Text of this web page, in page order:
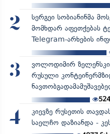
2
სერგეი სობიანინმა
მომხდარ აფეთქებას
Telegram-არხების
3
ვოლოდიმირ
რუსული
4
კიევზე რუსეთის
საელჩო დაზიანდა -